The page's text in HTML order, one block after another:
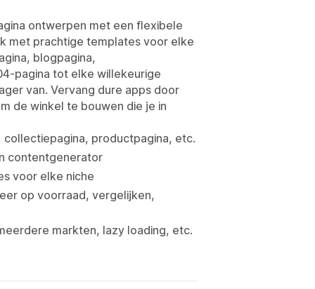
ontwerpen met een flexibele
met prachtige templates voor elke
blogpagina,
pagina tot elke willekeurige
van. Vervang dure apps door
de winkel te bouwen die je in
collectiepagina, productpagina, etc.
contentgenerator
voor elke niche
op voorraad, vergelijken,
markten, lazy loading, etc.